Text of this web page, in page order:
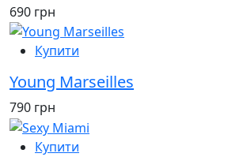
690 грн
Купити
Young Marseilles
790 грн
Купити